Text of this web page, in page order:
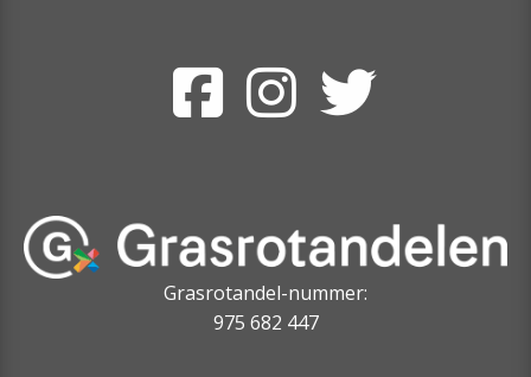
Grasrotandel-nummer:
975 682 447